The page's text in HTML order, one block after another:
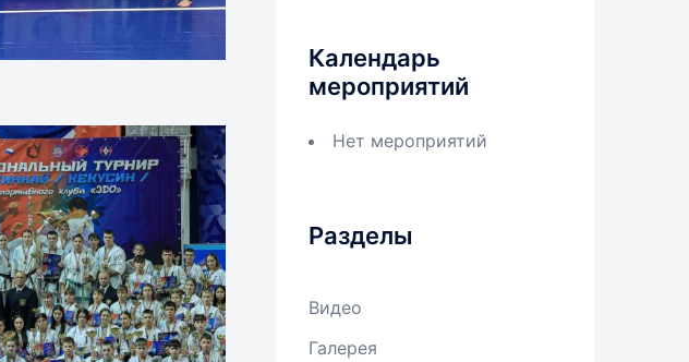
Календарь
мероприятий
Нет мероприятий
Разделы
Видео
Галерея